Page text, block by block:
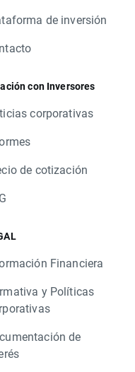
de inversión
con Inversores
corporativas
de cotización
Financiera
y Políticas
de